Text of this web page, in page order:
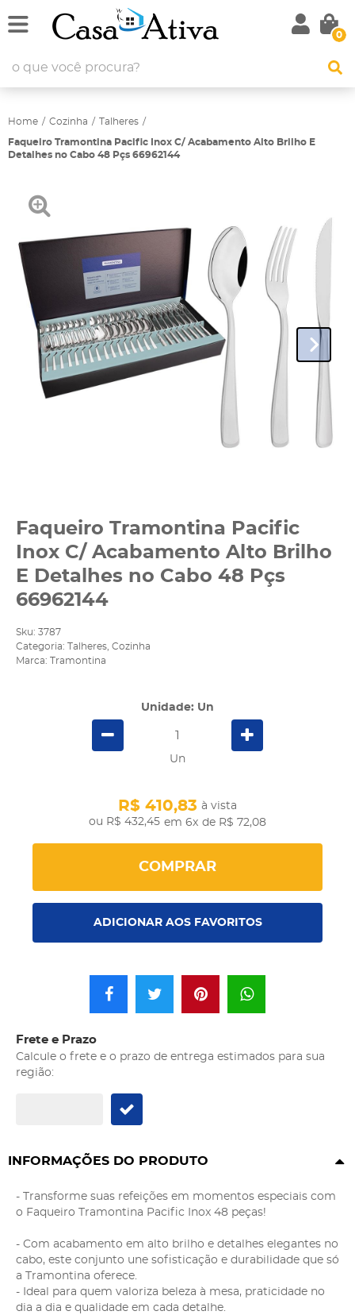
0
Home Cozinha Talheres
Faqueiro Tramontina Pacific Inox C/ Acabamento Alto Brilho E
Detalhes no Cabo 48 Pçs 66962144
Faqueiro Tramontina Pacific
Inox C/ Acabamento Alto Brilho
E Detalhes no Cabo 48 Pçs
66962144
Sku: 3787
Categoria:
Talheres Cozinha
Marca:
Tramontina
Unidade: Un
Un
R$ 432,45
R$ 410,83 à vista
em 6x de R$ 72,08
COMPRAR
ADICIONAR AOS FAVORITOS
Frete e Prazo
Calcule o frete e o prazo de entrega estimados para sua
região:
INFORMAÇÕES DO PRODUTO
- Transforme suas refeições em momentos especiais com
o Faqueiro Tramontina Pacific Inox 48 peças!
- Com acabamento em alto brilho e detalhes elegantes no
cabo, este conjunto une sofisticação e durabilidade que só
a Tramontina oferece.
- Ideal para quem valoriza beleza à mesa, praticidade no
dia a dia e qualidade em cada detalhe.